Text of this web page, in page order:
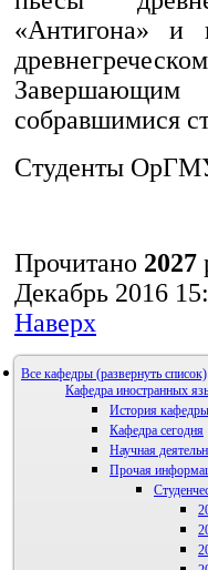
«Антигона» и
Завершающим
собравшимися
Студенты
Прочитано 2027
Декабрь 2016
Наверх
Все кафедры
Кафедра иностранных
История кафедры
Кафедра сегодня
Научная
Прочая